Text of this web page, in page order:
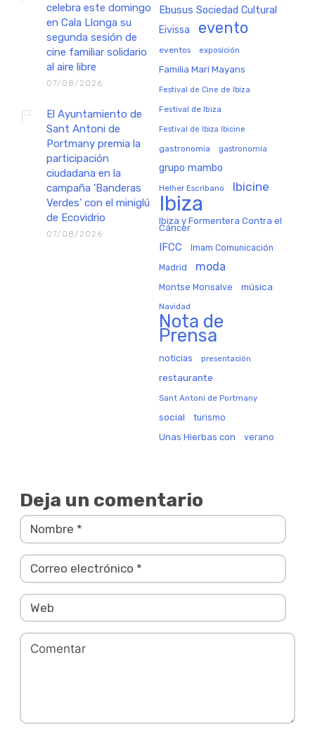
celebra este domingo
en Cala Llonga su
segunda sesión de
cine familiar solidario
al aire libre
07/08/2026
El Ayuntamiento de
Sant Antoni de
Portmany premia la
participación
ciudadana en la
campaña 'Banderas
Verdes' con el miniglú
de Ecovidrio
07/08/2026
Ebusus Sociedad Cultural
Eivissa evento
eventos exposición
Familia Marí Mayans
Festival de Cine de Ibiza
Festival de Ibiza
Festival de Ibiza Ibicine
gastronomia gastronomía
grupo mambo
Helher Escribano Ibicine
Ibiza
Ibiza y Formentera Contra el
Cáncer
IFCC Imam Comunicación
Madrid moda
Montse Monsalve música
Navidad
Nota de
Prensa
noticias presentación
restaurante
Sant Antoni de Portmany
social turismo
Unas Hierbas con verano
Deja un comentario